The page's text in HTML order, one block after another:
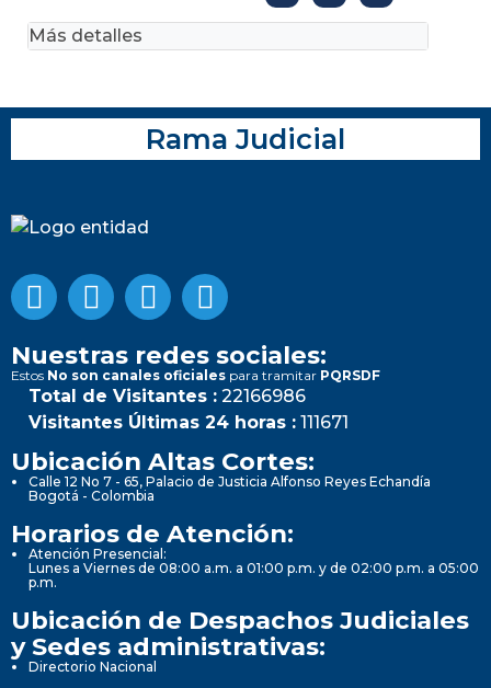
Más detalles
Rama Judicial
Nuestras redes sociales:
Estos No son canales oficiales para tramitar PQRSDF
Total de Visitantes : 22166986
Visitantes Últimas 24 horas : 111671
Ubicación Altas Cortes:
Calle 12 No 7 - 65, Palacio de Justicia Alfonso Reyes Echandía
Bogotá - Colombia
Horarios de Atención:
Atención Presencial:
Lunes a Viernes de 08:00 a.m. a 01:00 p.m. y de 02:00 p.m. a 05:00
p.m.
Ubicación de Despachos Judiciales
y Sedes administrativas:
Directorio Nacional